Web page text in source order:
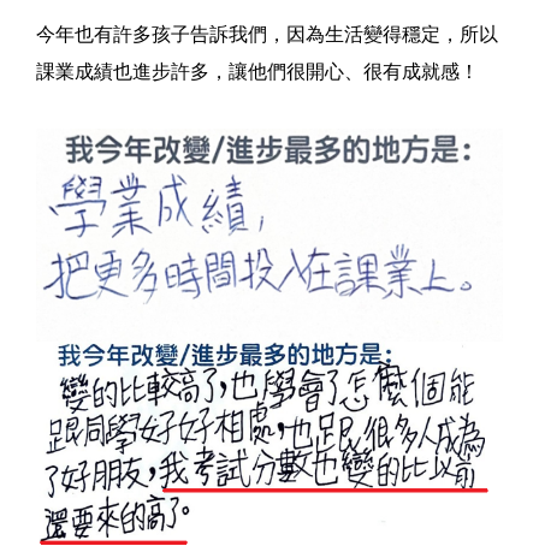
今年也有許多孩子告訴我們，因為生活變得穩定，所以
課業成績也進步許多，讓他們很開心、很有成就感！